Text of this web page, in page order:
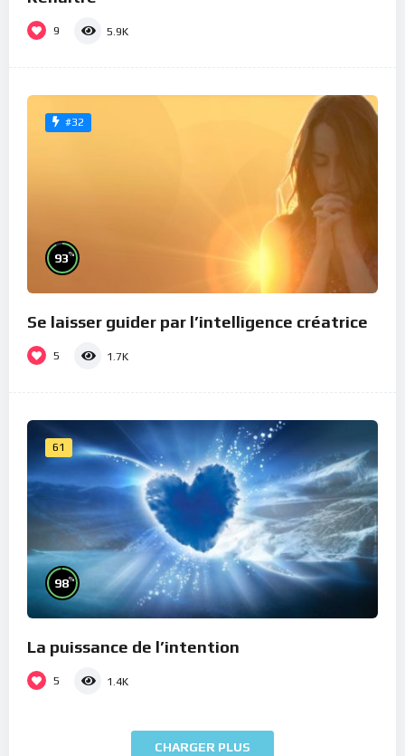
9 5.9K
#32
93%
Se laisser guider par l’intelligence créatrice
5 1.7K
61
98%
La puissance de l’intention
5 1.4K
CHARGER PLUS